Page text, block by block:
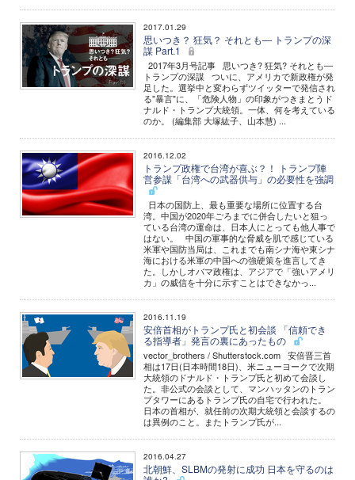
2017.01.29
思いつき？ 狂気？ それとも― トランプの深
謀 Part.1
2017年3月号記事 思いつき? 狂気? それとも―
トランプの深謀 ついに、アメリカで新政権が発
足した。選挙中と変わらずツイッターで発信され
る"暴言"に、「危険人物」の印象がつきまとうド
ナルド・トランプ大統領。一体、何を考えている
のか。 (編集部 大塚紘子、山本慧) ...
2016.12.02
トランプ政権で台湾が喜ぶ？！ トランプ陣
営参謀「台湾への武器供与」の必要性を強調
日本の国防上、最も重要な場所に位置する台
湾。中国が2020年ごろまでに併合したいと狙っ
ている台湾の運命は、日本人にとっても他人事で
はない。 中国の軍事的な脅威を肌で感じている
米軍や国防当局は、これまでも南シナ海や東シナ
海における米軍の中国への強硬策を進言してき
た。しかしオバマ政権は、アジアで「強いアメリ
カ」の威信を十分に示すことはできなかっ...
2016.11.19
安倍首相がトランプ氏と初会談 「信頼でき
る指導者」発言の裏にあったもの
vector_brothers / Shutterstock.com 安倍晋三首
相は17日(日本時間18日)、米ニューヨークで次期
大統領のドナルド・トランプ氏と初めて会談し
た。非公式の会談として、マンハッタンのトラン
プタワーにあるトランプ氏の自宅で行われた。
日本の首相が、就任前の次期大統領と会談するの
は異例のこと。またトランプ氏が...
2016.04.27
北朝鮮、SLBMの発射に成功 日本を守るのは